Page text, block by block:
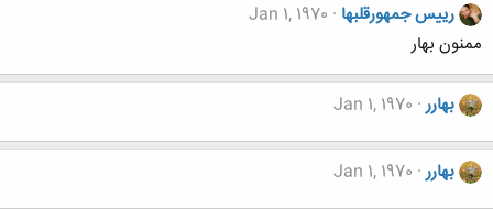
رییس جمهورقلبها Jan 1, 1970
ممنون بهار
بهارر Jan 1, 1970
بهارر Jan 1, 1970